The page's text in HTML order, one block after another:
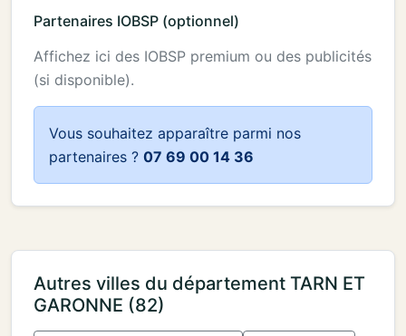
Partenaires IOBSP (optionnel)
Affichez ici des IOBSP premium ou des publicités
(si disponible).
Vous souhaitez apparaître parmi nos
partenaires ? 07 69 00 14 36
Autres villes du département TARN ET
GARONNE (82)